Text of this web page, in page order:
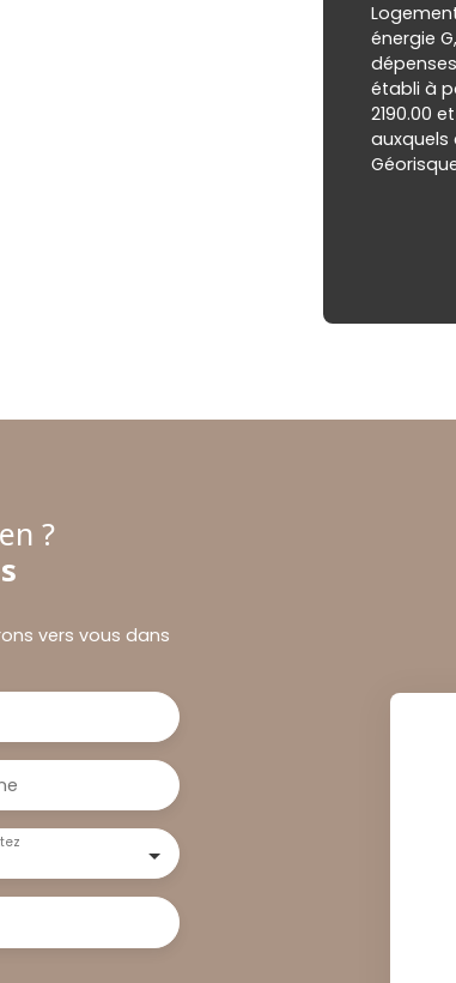
énergie
établi à
2190.00
auxquels
?
vers vous dans